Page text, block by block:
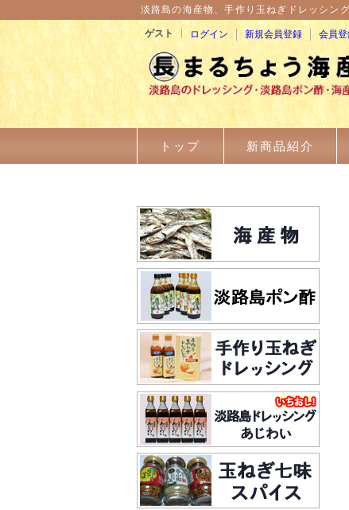
淡路島の海産物、手作り玉ねぎドレッシン
ゲスト ログイン 新規会員登録 会員
トップ 新商品紹介